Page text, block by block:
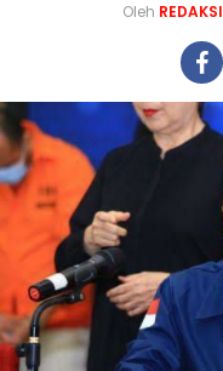
Oleh REDAKSI